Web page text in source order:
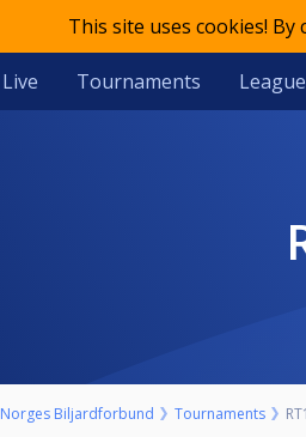
This site uses cookies!
Live Tournaments
Norges Biljardforbund Tournaments